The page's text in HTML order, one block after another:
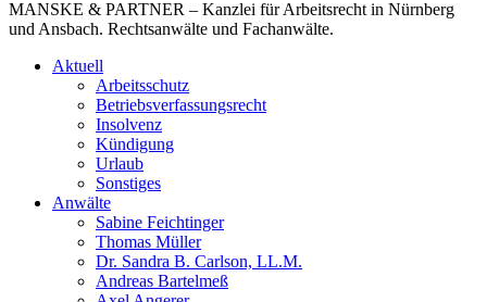
MANSKE & PARTNER – Kanzlei für Arbeitsrecht in Nürnberg
und Ansbach. Rechtsanwälte und Fachanwälte.
Aktuell
Arbeitsschutz
Betriebsverfassungsrecht
Insolvenz
Kündigung
Urlaub
Sonstiges
Anwälte
Sabine Feichtinger
Thomas Müller
Dr. Sandra B. Carlson, LL.M.
Andreas Bartelmeß